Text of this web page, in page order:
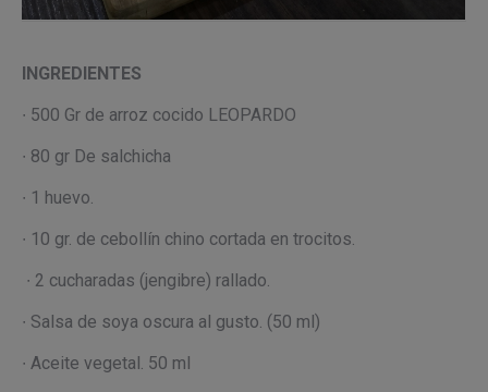
INGREDIENTES
∙ 500 Gr de arroz cocido LEOPARDO
∙ 80 gr De salchicha
∙ 1 huevo.
∙ 10 gr. de cebollín chino cortada en trocitos.
∙ 2 cucharadas (jengibre) rallado.
∙ Salsa de soya oscura al gusto. (50 ml)
∙ Aceite vegetal. 50 ml